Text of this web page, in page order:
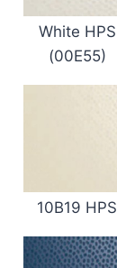
White HPS
(00E55)
10B19 HPS